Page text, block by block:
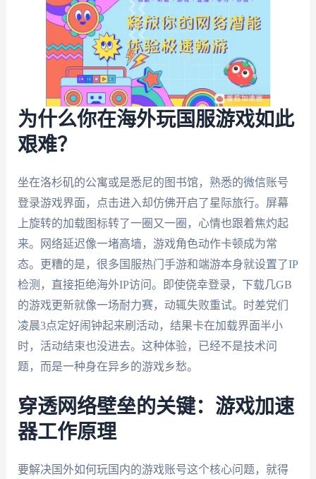
为什么你在海外玩国服游戏如此
艰难？
坐在洛杉矶的公寓或是悉尼的图书馆，熟悉的微信账号
登录游戏界面，点击进入却仿佛开启了星际旅行。屏幕
上旋转的加载图标转了一圈又一圈，心情也跟着焦灼起
来。网络延迟像一堵高墙，游戏角色动作卡顿成为常
态。更糟的是，很多国服热门手游和端游本身就设置了IP
检测，直接拒绝海外IP访问。即使侥幸登录，下载几GB
的游戏更新就像一场耐力赛，动辄失败重试。时差党们
凌晨3点定好闹钟起来刷活动，结果卡在加载界面半小
时，活动结束也没进去。这种体验，已经不是技术问
题，而是一种身在异乡的游戏乡愁。
穿透网络壁垒的关键：游戏加速
器工作原理
要解决国外如何玩国内的游戏账号这个核心问题，就得